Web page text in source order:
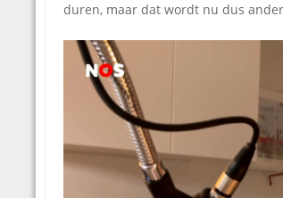
duren, maar dat wordt nu dus